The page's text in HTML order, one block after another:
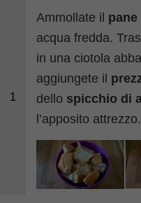
1
Ammollate il
acqua fredda.
in una ciotola
aggiungete il
dello spicchio di
l’apposito attrezzo.